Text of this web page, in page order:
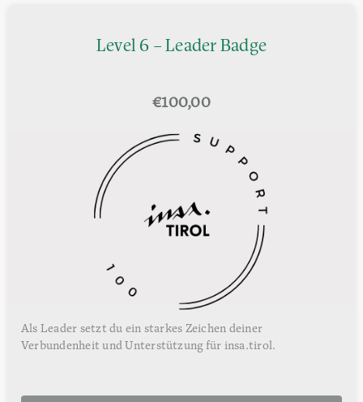
Level 6 – Leader Badge
€100,00
Als Leader setzt du ein starkes Zeichen deiner
Verbundenheit und Unterstützung für insa.tirol.